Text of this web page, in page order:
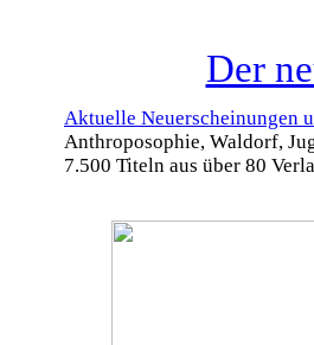
Der
Aktuelle Neuerscheinungen
Anthroposophie, Waldorf,
7.500 Titeln aus über 80